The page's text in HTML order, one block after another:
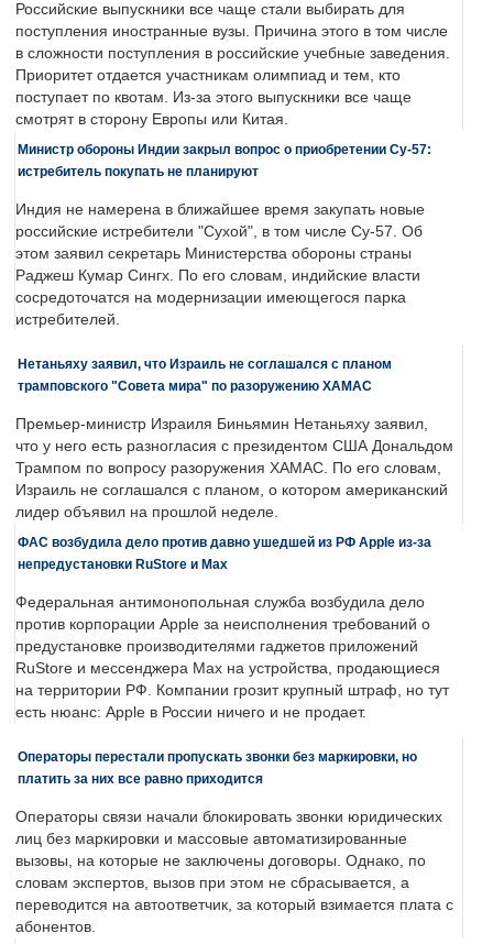
Российские выпускники все чаще стали выбирать для
поступления иностранные вузы. Причина этого в том числе
в сложности поступления в российские учебные заведения.
Приоритет отдается участникам олимпиад и тем, кто
поступает по квотам. Из-за этого выпускники все чаще
смотрят в сторону Европы или Китая.
Министр обороны Индии закрыл вопрос о приобретении Су-57:
истребитель покупать не планируют
Индия не намерена в ближайшее время закупать новые
российские истребители "Сухой", в том числе Су-57. Об
этом заявил секретарь Министерства обороны страны
Раджеш Кумар Сингх. По его словам, индийские власти
сосредоточатся на модернизации имеющегося парка
истребителей.
Нетаньяху заявил, что Израиль не соглашался с планом
трамповского "Совета мира" по разоружению ХАМАС
Премьер-министр Израиля Биньямин Нетаньяху заявил,
что у него есть разногласия с президентом США Дональдом
Трампом по вопросу разоружения ХАМАС. По его словам,
Израиль не соглашался с планом, о котором американский
лидер объявил на прошлой неделе.
ФАС возбудила дело против давно ушедшей из РФ Apple из-за
непредустановки RuStore и Max
Федеральная антимонопольная служба возбудила дело
против корпорации Apple за неисполнения требований о
предустановке производителями гаджетов приложений
RuStore и мессенджера Max на устройства, продающиеся
на территории РФ. Компании грозит крупный штраф, но тут
есть нюанс: Apple в России ничего и не продает.
Операторы перестали пропускать звонки без маркировки, но
платить за них все равно приходится
Операторы связи начали блокировать звонки юридических
лиц без маркировки и массовые автоматизированные
вызовы, на которые не заключены договоры. Однако, по
словам экспертов, вызов при этом не сбрасывается, а
переводится на автоответчик, за который взимается плата с
абонентов.